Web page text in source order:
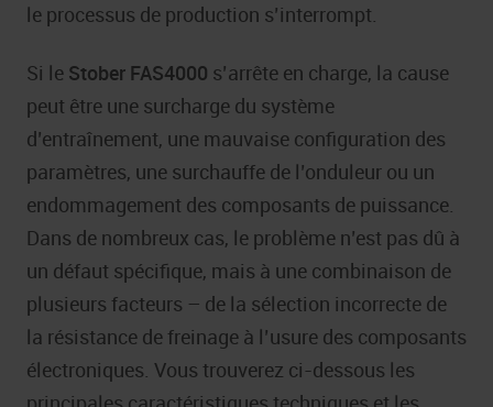
le processus de production s’interrompt.
Si le Stober FAS4000 s’arrête en charge, la cause
peut être une surcharge du système
d’entraînement, une mauvaise configuration des
paramètres, une surchauffe de l’onduleur ou un
endommagement des composants de puissance.
Dans de nombreux cas, le problème n’est pas dû à
un défaut spécifique, mais à une combinaison de
plusieurs facteurs – de la sélection incorrecte de
la résistance de freinage à l’usure des composants
électroniques. Vous trouverez ci-dessous les